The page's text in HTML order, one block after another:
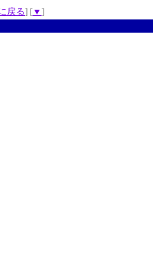
戻る] [▼ ]